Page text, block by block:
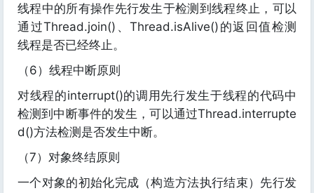
线程中的所有操作先行发生于检测到线程终止，可以
通过Thread.join()、Thread.isAlive()的返回值检测
线程是否已经终止。
（6）线程中断原则
对线程的interrupt()的调用先行发生于线程的代码中
检测到中断事件的发生，可以通过Thread.interrupte
d()方法检测是否发生中断。
（7）对象终结原则
一个对象的初始化完成（构造方法执行结束）先行发